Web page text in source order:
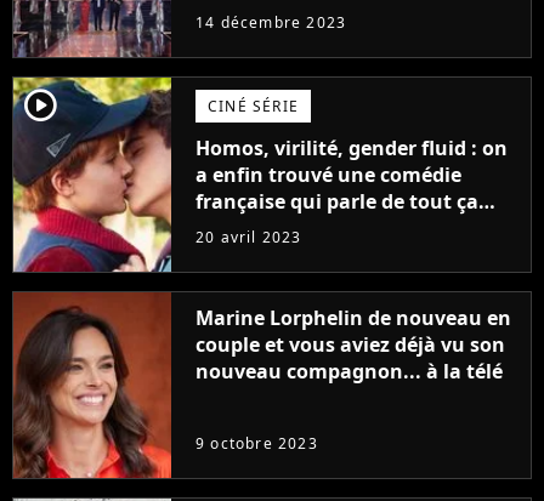
14 décembre 2023
player2 CINÉ SÉRIE
Homos, virilité, gender fluid : on
a enfin trouvé une comédie
française qui parle de tout ça
sans être super ringarde
20 avril 2023
Marine Lorphelin de nouveau en
couple et vous aviez déjà vu son
nouveau compagnon... à la télé
9 octobre 2023